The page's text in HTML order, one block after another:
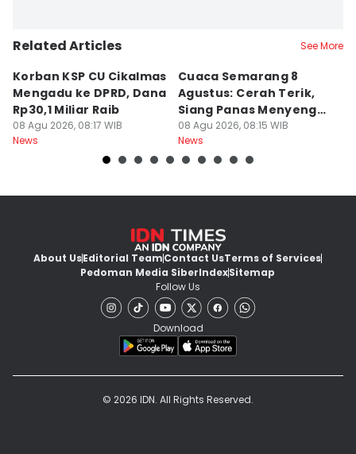
Related Articles See More
Korban KSP CU Cikalmas
Mengadu ke DPRD, Dana
Rp30,1 Miliar Raib
08 Agu 2026, 08:17 WIB
News
Cuaca Semarang 8
Agustus: Cerah Terik,
Siang Panas Menyengat
Pol, Malam Atis Bediding
08 Agu 2026, 08:15 WIB
News
About UsEditorial TeamContact UsTerms of Services
Pedoman Media SiberIndexSitemap
Follow Us
Download
© 2026 IDN. All Rights Reserved.